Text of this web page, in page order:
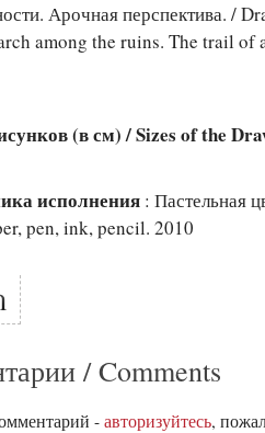
Арочная перспектива. /
among the ruins. The trail
(в см) / Sizes of the
исполнения : Пастельная
pen, ink, pencil. 2010
/ Comments
- авторизуйтесь,